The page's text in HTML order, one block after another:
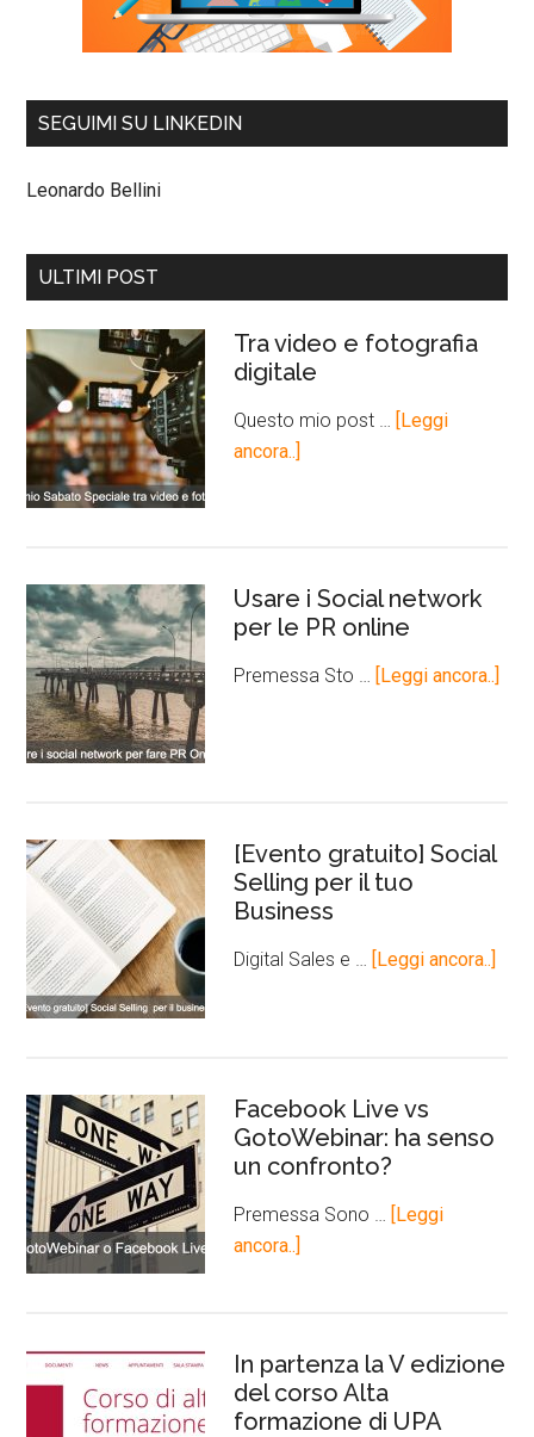
SEGUIMI SU LINKEDIN
Leonardo Bellini
ULTIMI POST
Tra video e fotografia
digitale
Questo mio post … [Leggi
ancora..]
Usare i Social network
per le PR online
Premessa Sto … [Leggi ancora..]
[Evento gratuito] Social
Selling per il tuo
Business
Digital Sales e … [Leggi ancora..]
Facebook Live vs
GotoWebinar: ha senso
un confronto?
Premessa Sono … [Leggi
ancora..]
In partenza la V edizione
del corso Alta
formazione di UPA